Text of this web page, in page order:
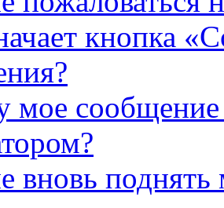
кнопка
мое сообщение
вновь